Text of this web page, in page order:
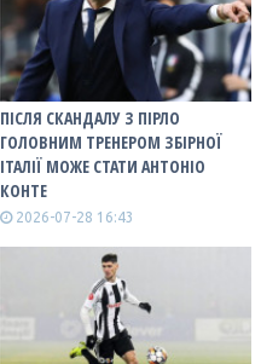
ПІСЛЯ СКАНДАЛУ З ПІРЛО
ГОЛОВНИМ ТРЕНЕРОМ ЗБІРНОЇ
ІТАЛІЇ МОЖЕ СТАТИ АНТОНІО
КОНТЕ
2026-07-28 16:43